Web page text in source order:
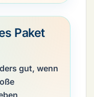
Paket
gut, wenn